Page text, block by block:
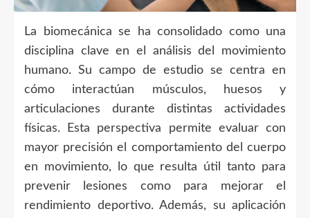
La biomecánica se ha consolidado como una
disciplina clave en el análisis del movimiento
humano. Su campo de estudio se centra en
cómo interactúan músculos, huesos y
articulaciones durante distintas actividades
físicas. Esta perspectiva permite evaluar con
mayor precisión el comportamiento del cuerpo
en movimiento, lo que resulta útil tanto para
prevenir lesiones como para mejorar el
rendimiento deportivo. Además, su aplicación